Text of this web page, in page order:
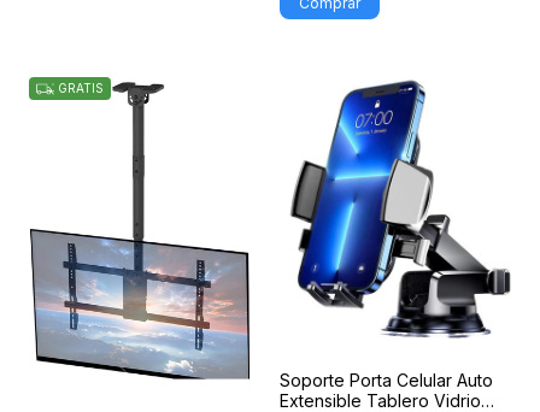
GRATIS
Soporte Porta Celular Auto
Extensible Tablero Vidrio